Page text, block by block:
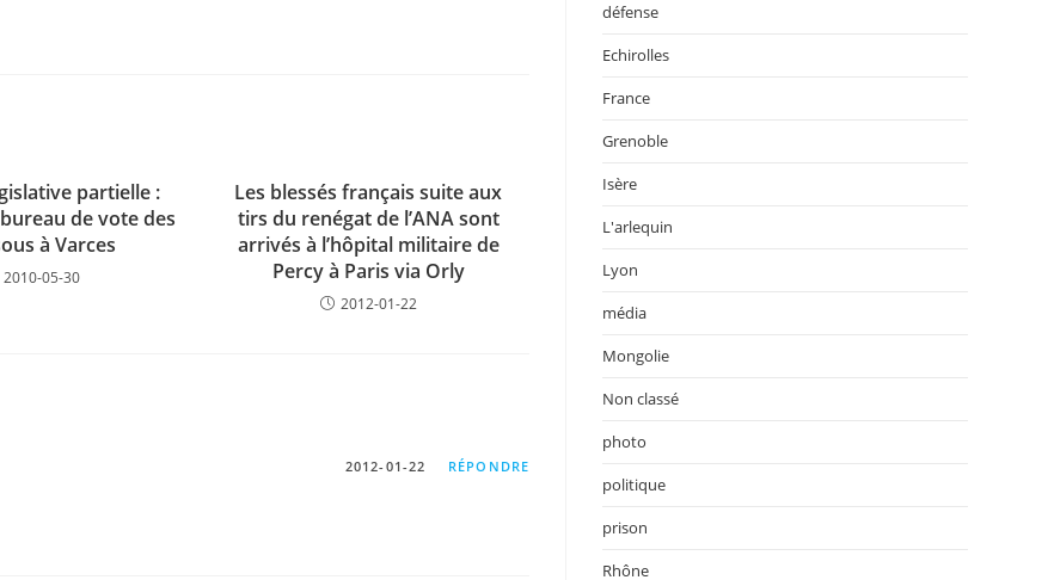
partielle :
de vote des
à Varces
2010-05-30
Les blessés français suite aux
tirs du renégat de l’ANA sont
arrivés à l’hôpital militaire de
Percy à Paris via Orly
2012-01-22
2012-01-22 RÉPONDRE
défense
Echirolles
France
Grenoble
Isère
L'arlequin
Lyon
média
Mongolie
Non classé
photo
politique
prison
Rhône